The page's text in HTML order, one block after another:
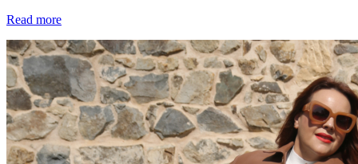
Read more